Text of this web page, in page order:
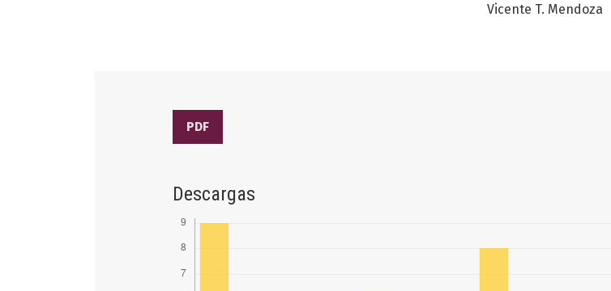
Vicente T. Mendoza
PDF
Descargas